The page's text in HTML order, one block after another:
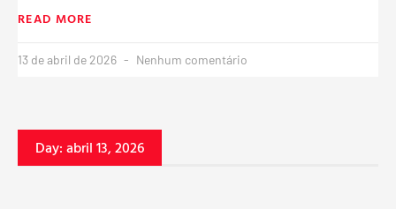
READ MORE
13 de abril de 2026 Nenhum comentário
Day: abril 13, 2026